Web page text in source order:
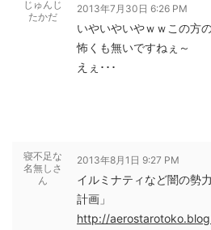
じゅんじ
たかだ
2013年7月30日 6:26 PM
いやいやいやｗｗこの方
怖くも無いですねぇ～
えぇ･･･
寝不足な
名無しさ
ん
2013年8月1日 9:27 PM
イルミナティなど闇の勢
計画」
http://